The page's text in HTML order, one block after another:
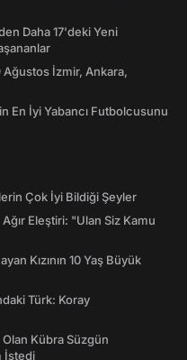
Daha 17'deki Yeni
İzmir, Ankara,
En İyi Yabancı Futbolcusunu
Çok İyi Bildiği Şeyler
Eleştiri: "Ulan Siz Kamu
Kızının 10 Yaş Büyük
Türk: Koray
Kübra Süzgün
İstedi